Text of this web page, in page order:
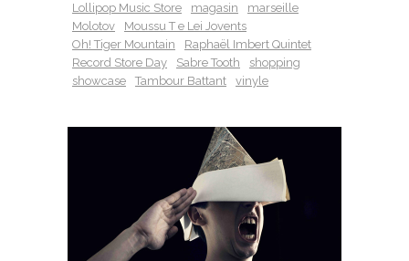
Lollipop Music Store
magasin
marseille
Molotov
Moussu T e Lei Jovents
Oh! Tiger Mountain
Raphaël Imbert Quintet
Record Store Day
Sabre Tooth
shopping
showcase
Tambour Battant vinyle